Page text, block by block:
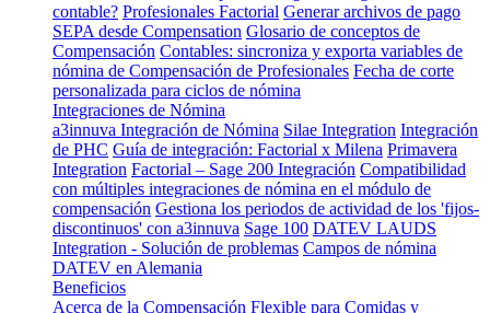
contable? Profesionales Factorial Generar archivos de pago
SEPA desde Compensation Glosario de conceptos de
Compensación Contables: sincroniza y exporta variables de
nómina de Compensación de Profesionales Fecha de corte
personalizada para ciclos de nómina
Integraciones de Nómina
a3innuva Integración de Nómina Silae Integration Integración
de PHC Guía de integración: Factorial x Milena Primavera
Integration Factorial – Sage 200 Integración Compatibilidad
con múltiples integraciones de nómina en el módulo de
compensación Gestiona los periodos de actividad de los 'fijos-
discontinuos' con a3innuva Sage 100 DATEV LAUDS
Integration - Solución de problemas Campos de nómina
DATEV en Alemania
Beneficios
Acerca de la Compensación Flexible para Comidas y